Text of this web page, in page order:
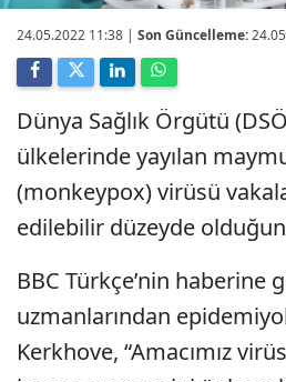
24.05.2022 11:38 | Son Güncelleme:
Dünya Sağlık Örgütü
ülkelerinde yayılan
(monkeypox) virüsü
edilebilir düzeyde
BBC Türkçe’nin haberine
uzmanlarından
Kerkhove, “Amacımız